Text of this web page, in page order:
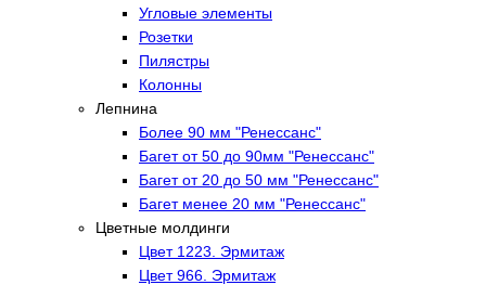
Угловые элементы
Розетки
Пилястры
Колонны
Лепнина
Более 90 мм "Ренессанс"
Багет от 50 до 90мм "Ренессанс"
Багет от 20 до 50 мм "Ренессанс"
Багет менее 20 мм "Ренессанс"
Цветные молдинги
Цвет 1223. Эрмитаж
Цвет 966. Эрмитаж